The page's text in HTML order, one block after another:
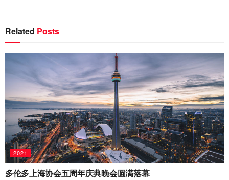
Related Posts
2021
多伦多上海协会五周年庆典晚会圆满落幕